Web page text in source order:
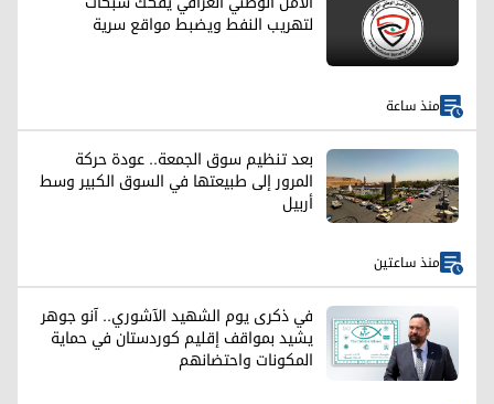
لتهريب النفط ويضبط مواقع سرية
منذ ساعة
بعد تنظيم سوق الجمعة.. عودة حركة
المرور إلى طبيعتها في السوق الكبير وسط
أربيل
منذ ساعتين
في ذكرى يوم الشهيد الآشوري.. آنو جوهر
يشيد بمواقف إقليم كوردستان في حماية
المكونات واحتضانهم